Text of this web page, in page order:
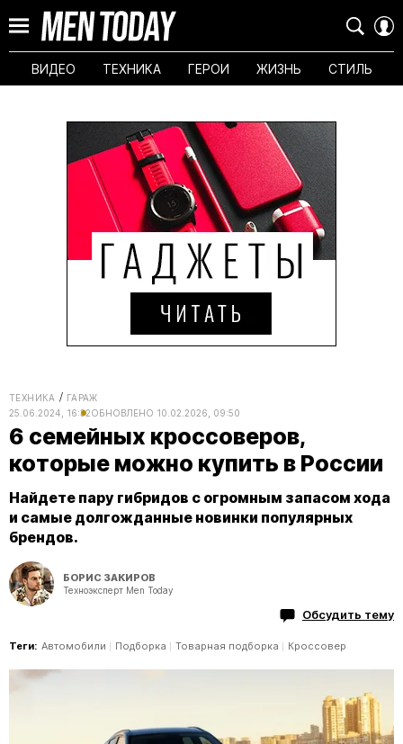
ВИДЕО ТЕХНИКА ГЕРОИ ЖИЗНЬ СТИЛЬ
ТЕХНИКА
ГАРАЖ
25.06.2024, 16:32ОБНОВЛЕНО 10.02.2026, 09:50
6 семейных кроссоверов,
которые можно купить в России
Найдете пару гибридов с огромным запасом хода
и самые долгожданные новинки популярных
брендов.
БОРИС ЗАКИРОВ
Техноэксперт Men Today
Обсудить тему
Теги: Автомобили Подборка Товарная подборка Кроссовер